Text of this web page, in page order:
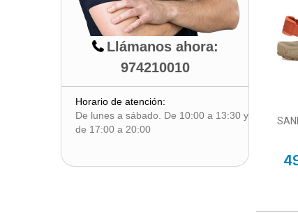
Llámanos ahora:
974210010
Horario de atención:
De lunes a sábado. De 10:00 a 13:30 y
de 17:00 a 20:00